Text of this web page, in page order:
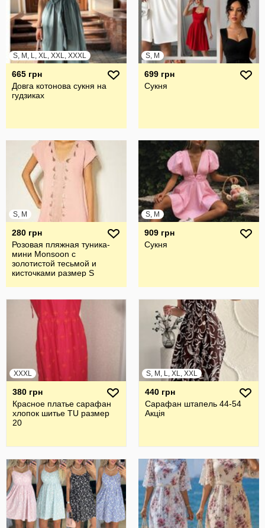
S, M, L, XL, XXL, XXXL
665 грн
Довга котонова сукня на
гудзиках
S, M
699 грн
Сукня
S, M
280 грн
Розовая пляжная туника-
мини Monsoon с
золотистой тесьмой и
кисточками размер S
S, M
909 грн
Сукня
XXXL
380 грн
Красное платье сарафан
хлопок шитье TU размер
20
S, M, L, XL, XXL
440 грн
Сарафан штапель 44-54
Акція